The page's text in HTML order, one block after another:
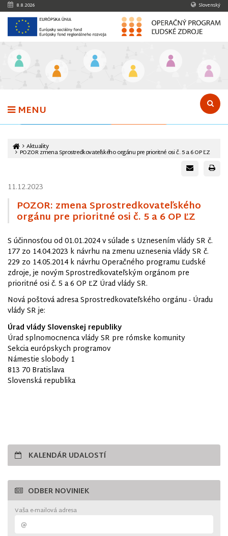
Preskočiť na obsah
8.8.2026 Slovenský
MENU
Aktuality
POZOR zmena Sprostredkovateľského orgánu pre prioritné osi č. 5 a 6 OP ĽZ
11.12.2023
POZOR: zmena Sprostredkovateľského
orgánu pre prioritné osi č. 5 a 6 OP ĽZ
S účinnosťou od 01.01.2024 v súlade s Uznesením vlády SR č.
177 zo 14.04.2023 k návrhu na zmenu uznesenia vlády SR č.
229 zo 14.05.2014 k návrhu Operačného programu Ľudské
zdroje, je novým Sprostredkovateľským orgánom pre
prioritné osi č. 5 a 6 OP ĽZ Úrad vlády SR.
Nová poštová adresa Sprostredkovateľského orgánu - Úradu
vlády SR je:
Úrad vlády Slovenskej republiky
Úrad splnomocnenca vlády SR pre rómske komunity
Sekcia európskych programov
Námestie slobody 1
813 70 Bratislava
Slovenská republika
KALENDÁR UDALOSTÍ
ODBER NOVINIEK
Vaša e-mailová adresa